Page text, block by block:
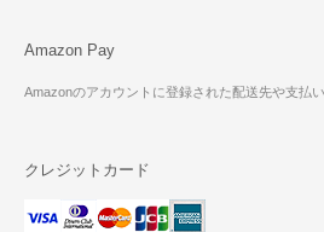
Amazon Pay
Amazonのアカウントに登録された配送先や支払
クレジットカード